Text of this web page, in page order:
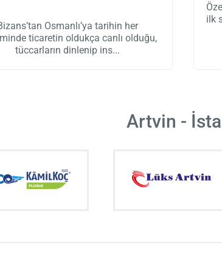
Osmanlı’ya tarihin her
ticaretin oldukça canlı olduğu,
tüccarların dinlenip ins
ilk
Artvin -